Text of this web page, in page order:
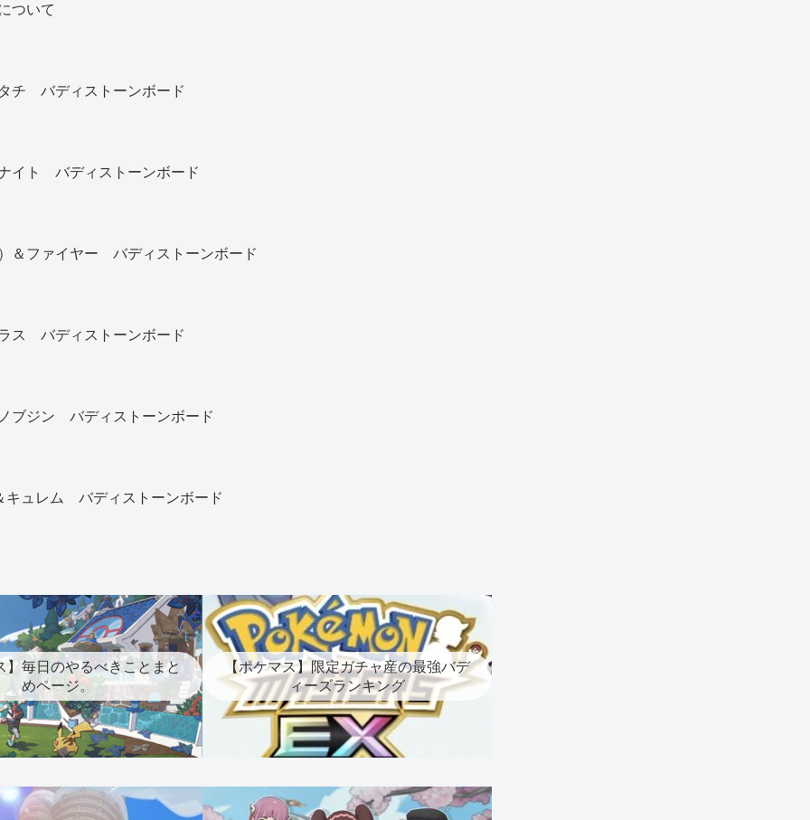
ついて
チ バディストーンボード
イト バディストーンボード
＆ファイヤー バディストーンボード
ス バディストーンボード
ブジン バディストーンボード
キュレム バディストーンボード
】毎日のやるべきことまと
めページ。
【ポケマス】限定ガチャ産の最強バデ
ィーズランキング